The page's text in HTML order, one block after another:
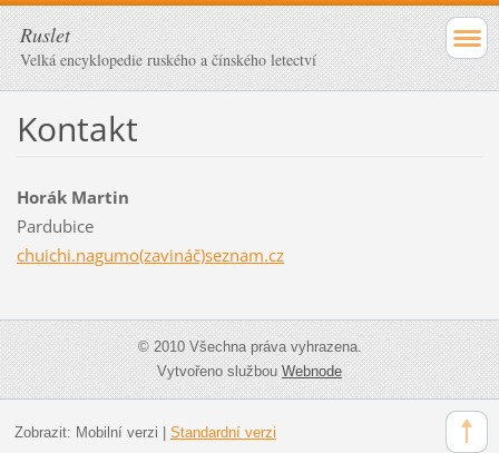
Ruslet
Velká encyklopedie ruského a čínského letectví
Kontakt
Horák Martin
Pardubice
chuichi.nagumo(zavináč)seznam.cz
© 2010 Všechna práva vyhrazena.
Vytvořeno službouWebnode
Zobrazit: Mobilní verzi Standardní verzi